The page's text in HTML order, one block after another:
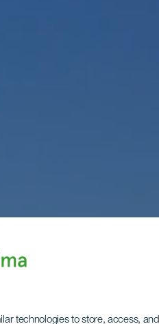
technologies to store, access, and